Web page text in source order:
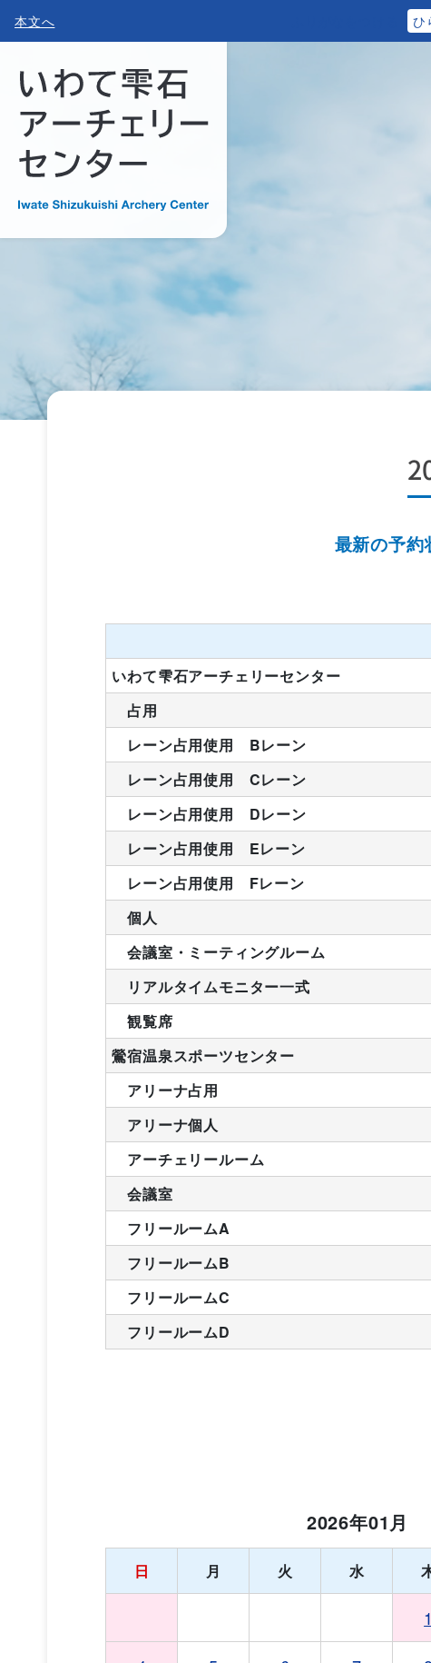
本文へ ひ
最新の予約
いわて雫石アーチェリーセンター
占用
レーン占用使用 Bレーン
レーン占用使用 Cレーン
レーン占用使用 Dレーン
レーン占用使用 Eレーン
レーン占用使用 Fレーン
個人
会議室・ミーティングルーム
リアルタイムモニター一式
観覧席
鶯宿温泉スポーツセンター
アリーナ占用
アリーナ個人
アーチェリールーム
会議室
フリールームA
フリールームB
フリールームC
フリールームD
2026年01月
日 月 火 水
1